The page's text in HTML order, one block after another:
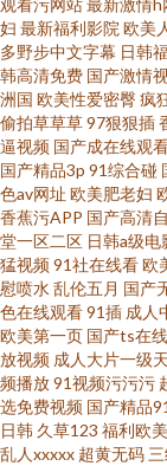
观看污网站最新激情h
妇 最新福利影院 欧美
多野步中文字幕 日韩
韩高清免费 国产激情
洲国 欧美性爱密臀疯
偷拍草草草97狠狠插
逼视频 国产成在线观
国产精品3p 91综合碰
色av网址 欧美肥老妇
香蕉污APP 国产高清
堂一区二区 日韩a级电
猛视频91社在线看欧
慰喷水 乱伦五月 国产
色在线观看91插 成人
欧美第一页 国产ts在
放视频 成人大片一级
频播放91视频污污污
选免费视频 国产精品
日韩 久草123 福利欧
乱人xxxxx 超黄无码